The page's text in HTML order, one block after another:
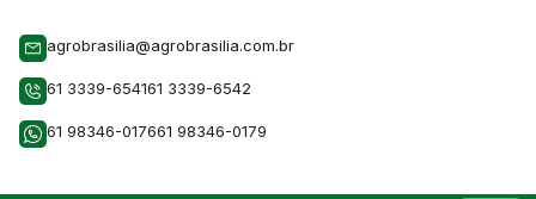
agrobrasilia@agrobrasilia.com.br
61 3339-654161 3339-6542
61 98346-017661 98346-0179